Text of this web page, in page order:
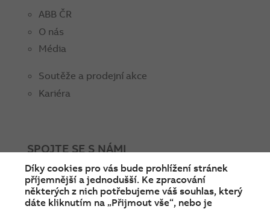
ABB ČR
O nás
Média
Soutěže a prodejní akce
Kariéra
SPOJTE SE S NÁMI
facebookinstagramLinkedintwitteryoutube
Díky cookies pro vás bude prohlížení stránek
příjemnější a jednodušší. Ke zpracování
některých z nich potřebujeme váš souhlas, který
dáte kliknutím na „Přijmout vše“, nebo je